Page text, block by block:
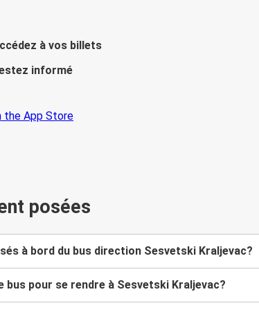
à vos billets
informé
posées
à bord du bus direction Sesvetski Kraljevac?
pour se rendre à Sesvetski Kraljevac?